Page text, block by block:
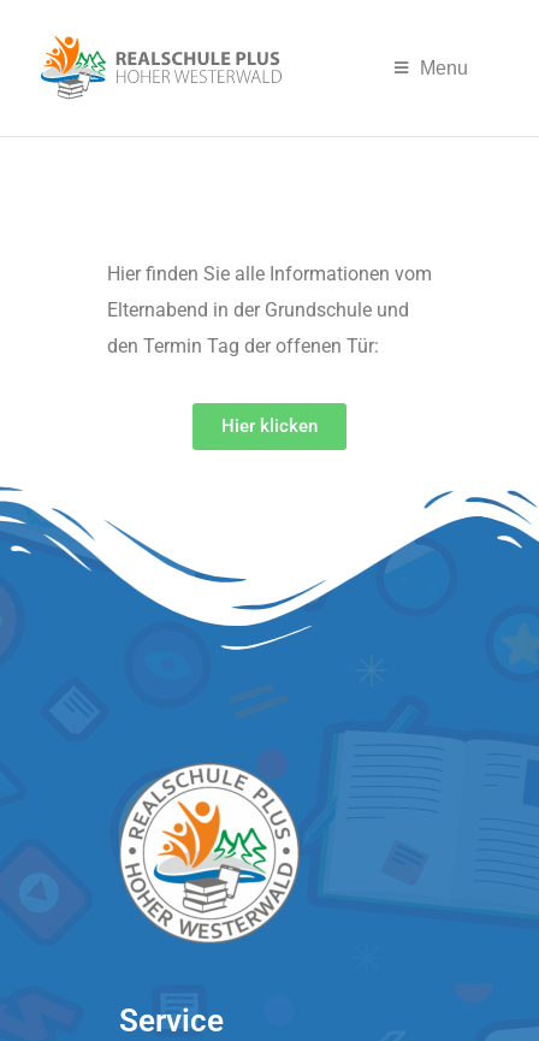
Menu
Hier finden Sie alle Informationen vom
Elternabend in der Grundschule und
den Termin Tag der offenen Tür:
Hier klicken
Service